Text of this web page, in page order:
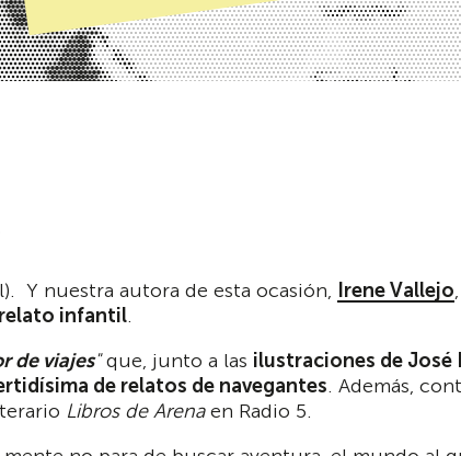
Y nuestra autora de esta ocasión, Irene Vallejo
infantil.
de viajes"que, junto a las ilustraciones de José
de relatos de navegantes. Además,
Libros de Arenaen Radio 5.